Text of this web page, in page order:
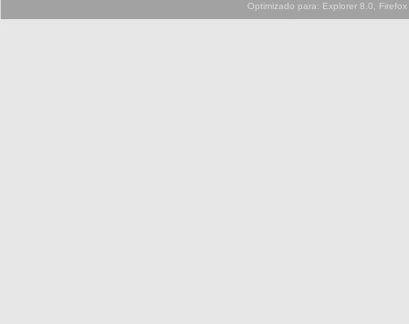
Optimizado para: Explorer 8.0,